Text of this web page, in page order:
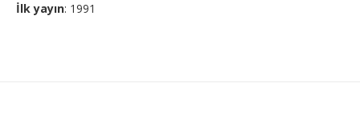
İlk yayın: 1991